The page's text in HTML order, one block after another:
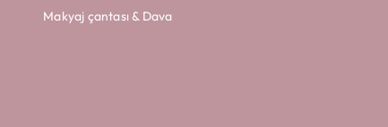
Makyaj çantası & Dava